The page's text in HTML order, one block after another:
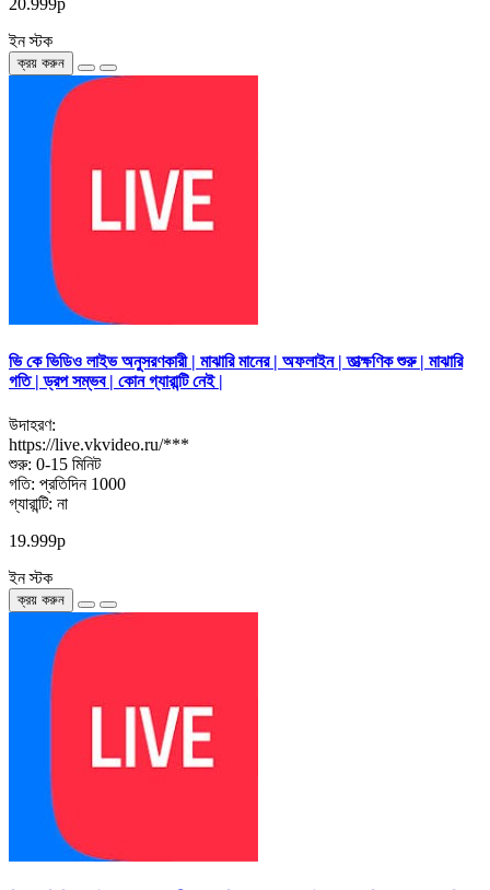
20.999р
ইন স্টক
ক্রয় করুন
ভি কে ভিডিও লাইভ অনুসরণকারী | মাঝারি মানের | অফলাইন | তাত্ক্ষণিক শুরু | মাঝারি
গতি | ড্রপ সম্ভব | কোন গ্যারান্টি নেই |
উদাহরণ:
https://live.vkvideo.ru/***
শুরু: 0-15 মিনিট
গতি: প্রতিদিন 1000
গ্যারান্টি: না
19.999р
ইন স্টক
ক্রয় করুন